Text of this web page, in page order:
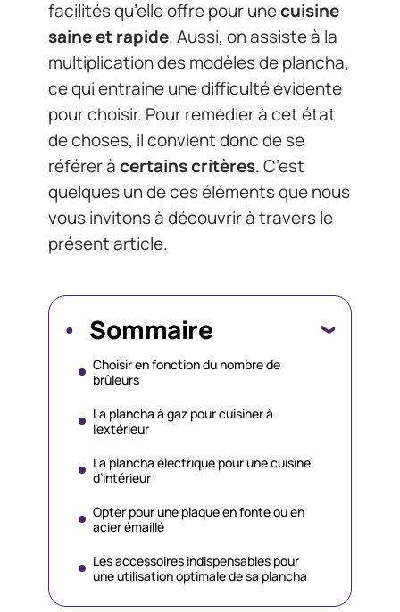
facilités qu’elle offre pour unecuisine
saine et rapide. Aussi, on assiste à la
multiplication des modèles de plancha,
ce qui entraine une difficulté évidente
pour choisir. Pour remédier à cet état
de choses, il convient donc de se
référer àcertains critères. C’est
quelques un de ces éléments que nous
vous invitons à découvrir à travers le
présent article.
Sommaire
Choisir en fonction du nombre de
brûleurs
La plancha à gaz pour cuisiner à
l’extérieur
La plancha électrique pour une cuisine
d’intérieur
Opter pour une plaque en fonte ou en
acier émaillé
Les accessoires indispensables pour
une utilisation optimale de sa plancha